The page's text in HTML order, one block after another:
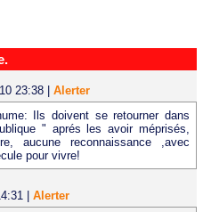
23:38
Alerter
Ils doivent se retourner dans
" aprés les avoir méprisés,
aucune reconnaissance ,avec
pour vivre!
Alerter